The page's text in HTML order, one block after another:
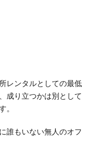
レンタルとしての最低
成り立つかは別として
。
誰もいない無人のオフ